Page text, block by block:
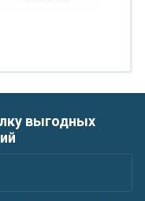
выгодных